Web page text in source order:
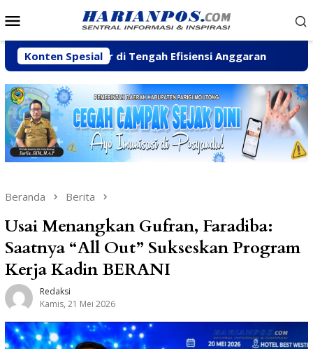
ke
Mobile
Konten Spesial
di Tengah Efisiensi Anggaran Fhatia Serap
Beranda Berita
Usai Menangkan Gufran, Faradiba:
Saatnya “All Out” Sukseskan Program
Kerja Kadin BERANI
Redaksi
Kamis, 21 Mei 2026